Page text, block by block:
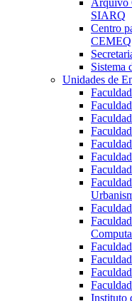
Arquivo
SIARQ
Centro
CEMEQ
Sistema
Unidades de
Instituto